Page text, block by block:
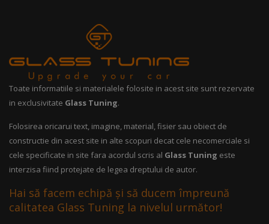
Toate informatiile si materialele folosite in acest site sunt rezervate
in exclusivitate Glass Tuning.
Folosirea oricarui text, imagine, material, fisier sau obiect de
constructie din acest site in alte scopuri decat cele necomerciale si
cele specificate in site fara acordul scris al Glass Tuning este
interzisa fiind protejate de legea dreptului de autor.
Hai să facem echipă și să ducem împreună
calitatea Glass Tuning la nivelul următor!